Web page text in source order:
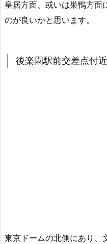
皇居方面、或いは巣鴨方面
のが良いかと思います。
後楽園駅前交差点
東京ドームの北側にあり、